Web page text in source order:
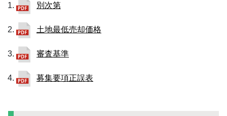
別次第
土地最低売却価格
審査基準
募集要項正誤表